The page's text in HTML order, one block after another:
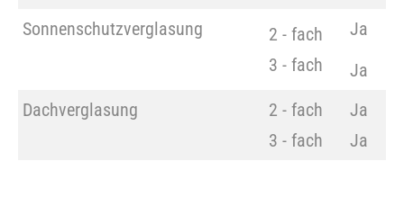
Sonnenschutzverglasung
2 - fach
3 - fach
Ja
Ja
Dachverglasung
2 - fach
3 - fach
Ja
Ja